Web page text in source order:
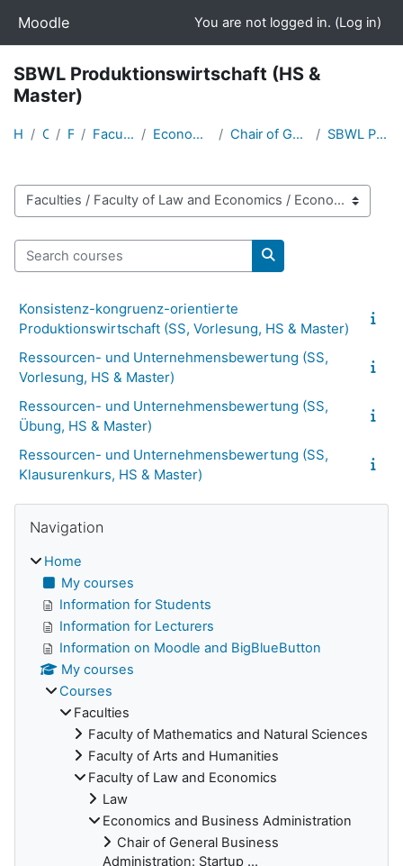
Moodle You are not logged in. (Log in)
SBWL Produktionswirtschaft (HS &
Master)
Home Courses Faculties Faculty of Law and Economics Economics and Business Administration Chair of General Business Administration: Producti... SBWL Produktionswirtschaft (HS & Master)
Course categories
Search courses
Search courses
Konsistenz-kongruenz-orientierte
Produktionswirtschaft (SS, Vorlesung, HS & Master)
Ressourcen- und Unternehmensbewertung (SS,
Vorlesung, HS & Master)
Ressourcen- und Unternehmensbewertung (SS,
Übung, HS & Master)
Ressourcen- und Unternehmensbewertung (SS,
Klausurenkurs, HS & Master)
Navigation
Home
My courses
Information for Students
Information for Lecturers
Information on Moodle and BigBlueButton
My courses
Courses
Faculties
Faculty of Mathematics and Natural Sciences
Faculty of Arts and Humanities
Faculty of Law and Economics
Law
Economics and Business Administration
Chair of General Business
Administration: Startup ...